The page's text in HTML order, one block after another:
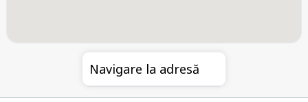
Navigare la adresă